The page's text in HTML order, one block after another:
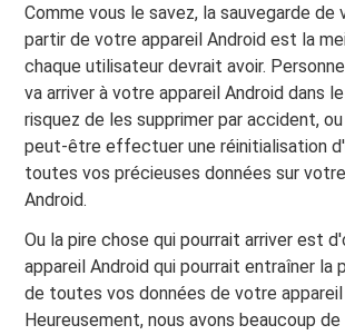
Comme vous le savez, la sauvegarde de
partir de votre appareil Android est la
chaque utilisateur devrait avoir.
va arriver à votre appareil Android dans
risquez de les supprimer par accident,
peut-être effectuer une réinitialisation
toutes vos précieuses données sur
Android.
Ou la pire chose qui pourrait arriver est
appareil Android qui pourrait entraîner
de toutes vos données de votre appareil
Heureusement, nous avons beaucoup